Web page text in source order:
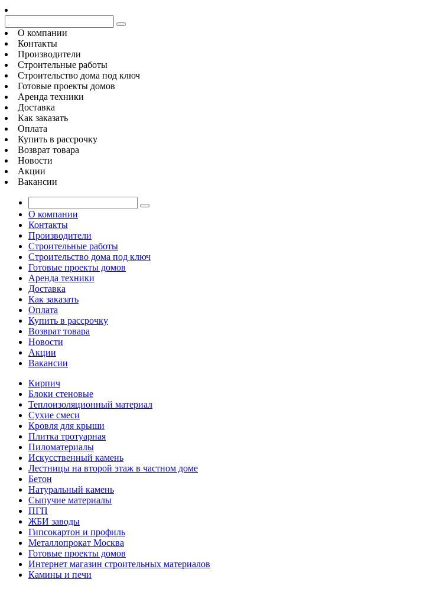
О компании
Контакты
Производители
Строительные работы
Строительство дома под ключ
Готовые проекты домов
Аренда техники
Доставка
Как заказать
Оплата
Купить в рассрочку
Возврат товара
Новости
Акции
Вакансии
О компании
Контакты
Производители
Строительные работы
Строительство дома под ключ
Готовые проекты домов
Аренда техники
Доставка
Как заказать
Оплата
Купить в рассрочку
Возврат товара
Новости
Акции
Вакансии
Кирпич
Блоки стеновые
Теплоизоляционный материал
Сухие смеси
Кровля для крыши
Плитка тротуарная
Пиломатериалы
Искусственный камень
Лестницы на второй этаж в частном доме
Бетон
Натуральный камень
Сыпучие материалы
ПГП
ЖБИ заводы
Гипсокартон и профиль
Металлопрокат Москва
Готовые проекты домов
Интернет магазин строительных материалов
Камины и печи